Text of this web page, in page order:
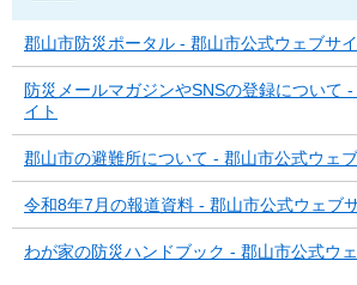
郡山市防災ポータル - 郡山市公式ウェブサ
防災メールマガジンやSNSの登録について
イト
郡山市の避難所について - 郡山市公式ウェ
令和8年7月の報道資料 - 郡山市公式ウェブ
わが家の防災ハンドブック - 郡山市公式ウ